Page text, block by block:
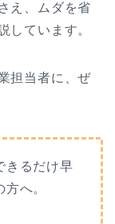
え、ムダを省
しています。
担当者に、ぜ
きるだけ早
へ。